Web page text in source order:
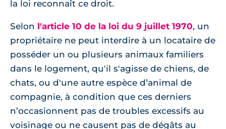
la loi reconnaît ce droit.
Selon l'article 10 de la loi du 9 juillet 1970, un
propriétaire ne peut interdire à un locataire de
posséder un ou plusieurs animaux familiers
dans le logement, qu'il s'agisse de chiens, de
chats, ou d'une autre espèce d’animal de
compagnie, à condition que ces derniers
n’occasionnent pas de troubles excessifs au
voisinage ou ne causent pas de dégâts au